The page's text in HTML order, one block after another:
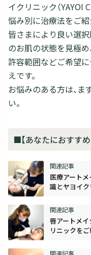
イクリニック（YAYOI
悩み別に治療法をご紹
皆さまにより良い選
のお肌の状態を見極め
許容範囲などご希望
えです。
お悩みのある方は、
い。
■【あなたにおすす
医療アート
識とヤヨイ
唇アートメイ
リニックを